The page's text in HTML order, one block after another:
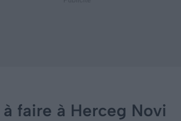
faire à Herceg Novi